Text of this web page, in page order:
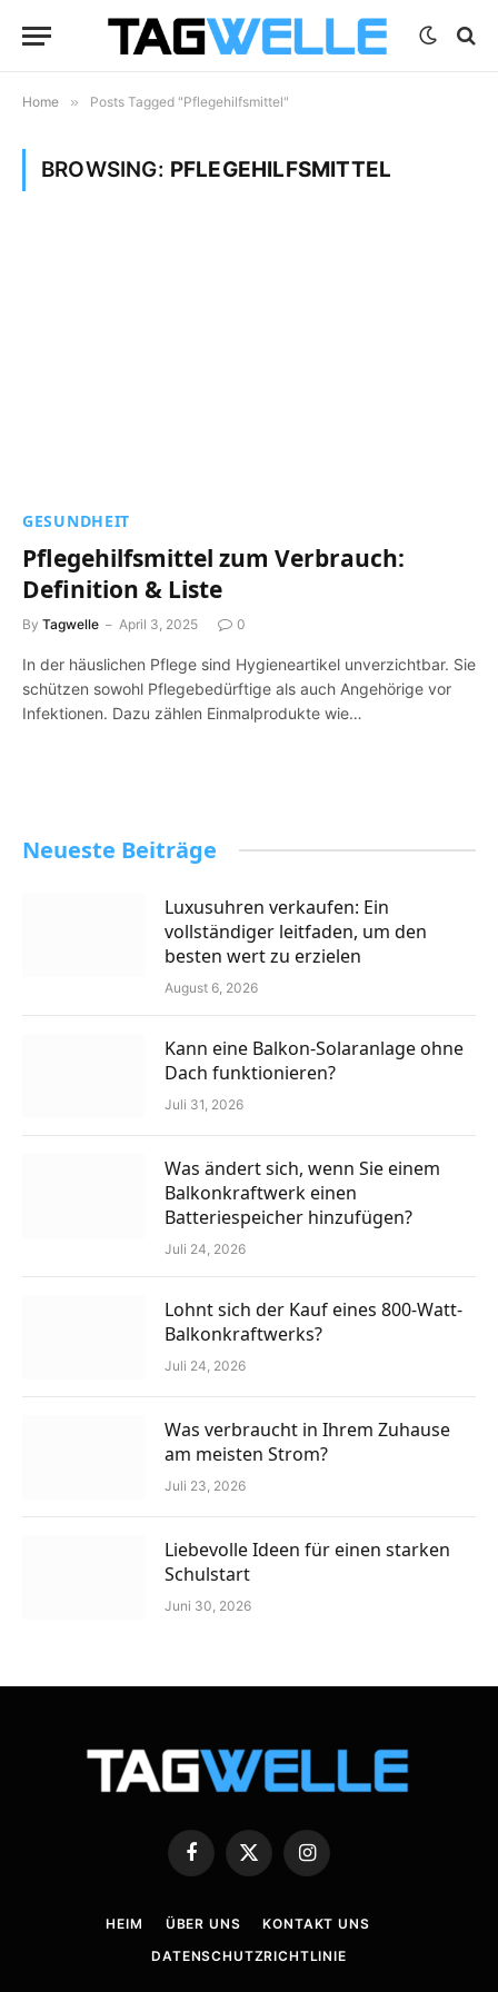
Home » Posts Tagged "Pflegehilfsmittel"
BROWSING: PFLEGEHILFSMITTEL
GESUNDHEIT
Pflegehilfsmittel zum Verbrauch:
Definition & Liste
By Tagwelle April 3, 2025 0
In der häuslichen Pflege sind Hygieneartikel unverzichtbar. Sie
schützen sowohl Pflegebedürftige als auch Angehörige vor
Infektionen. Dazu zählen Einmalprodukte wie…
Neueste Beiträge
Luxusuhren verkaufen: Ein
vollständiger leitfaden, um den
besten wert zu erzielen
August 6, 2026
Kann eine Balkon-Solaranlage ohne
Dach funktionieren?
Juli 31, 2026
Was ändert sich, wenn Sie einem
Balkonkraftwerk einen
Batteriespeicher hinzufügen?
Juli 24, 2026
Lohnt sich der Kauf eines 800-Watt-
Balkonkraftwerks?
Juli 24, 2026
Was verbraucht in Ihrem Zuhause
am meisten Strom?
Juli 23, 2026
Liebevolle Ideen für einen starken
Schulstart
Juni 30, 2026
Facebook
X
(Twitter)
Instagram
HEIM ÜBER UNS
KONTAKT UNS
DATENSCHUTZRICHTLINIE